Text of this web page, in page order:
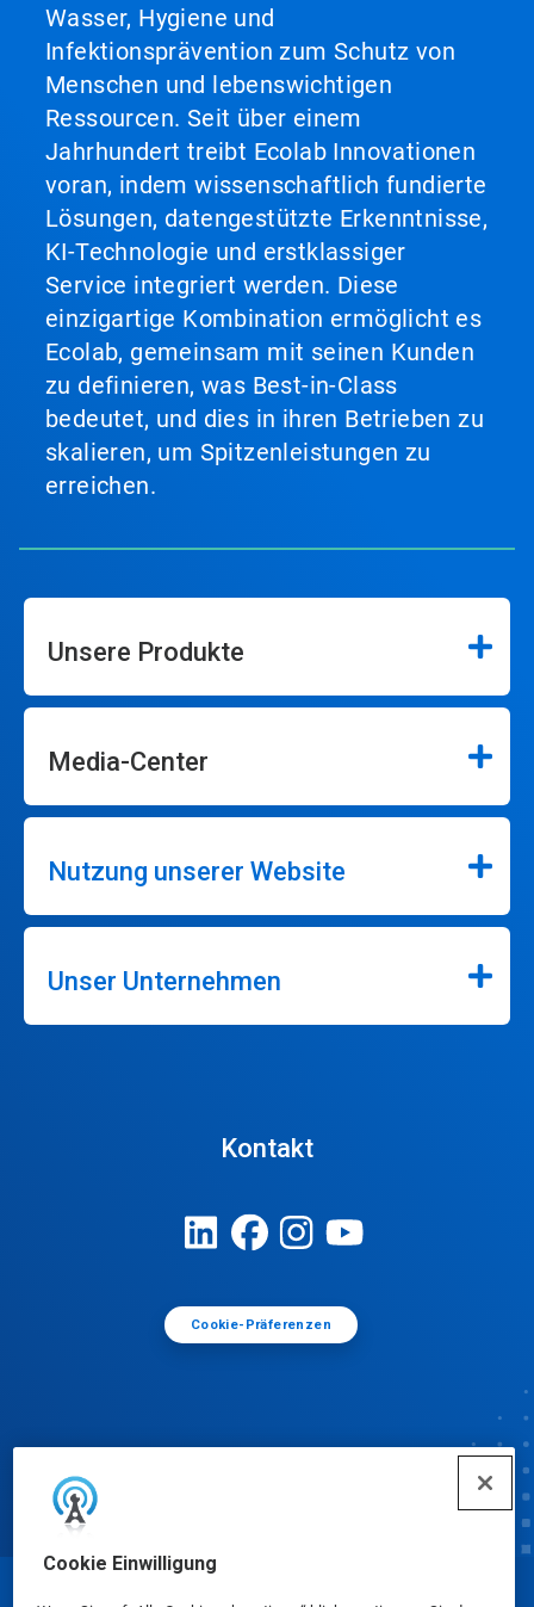
Cookie Einwilligung
Wasser, Hygiene und
Infektionsprävention zum Schutz von
Menschen und lebenswichtigen
Ressourcen. Seit über einem
Jahrhundert treibt Ecolab Innovationen
voran, indem wissenschaftlich fundierte
Lösungen, datengestützte Erkenntnisse,
KI-Technologie und erstklassiger
Service integriert werden. Diese
einzigartige Kombination ermöglicht es
Ecolab, gemeinsam mit seinen Kunden
zu definieren, was Best-in-Class
bedeutet, und dies in ihren Betrieben zu
skalieren, um Spitzenleistungen zu
erreichen.
Unsere Produkte
Media-Center
Nutzung unserer Website
Unser Unternehmen
Kontakt
Cookie-Präferenzen